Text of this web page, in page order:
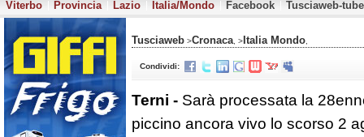
Viterbo
Provincia Lazio Italia/Mondo Facebook Tusciaweb-tube
Tusciaweb >Cronaca , > Italia Mondo
Condividi:
Terni - Sarà processata la
piccino ancora vivo lo scorso 2